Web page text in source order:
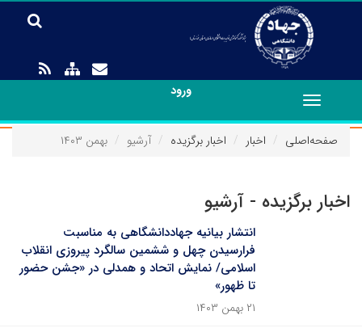
ورود
Toggle
navigation
صفحه‌اصلی
اخبار اخبار برگزیده آرشیو بهمن ۱۴۰۳
اخبار برگزیده - آرشیو
انتشار بیانیه جهاددانشگاهی به مناسبت
فرارسیدن چهل و ششمین سالگرد پیروزی انقلاب
اسلامی/ نمایش اتحاد و همدلی در «جشن حضور
تا ظهور»
۲۱ بهمن ۱۴۰۳